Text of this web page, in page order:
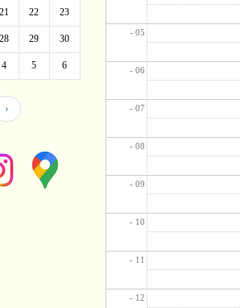
21 22 23
28 29 30
4 5 6
›
- 05
- 06
- 07
- 08
- 09
- 10
- 11
- 12